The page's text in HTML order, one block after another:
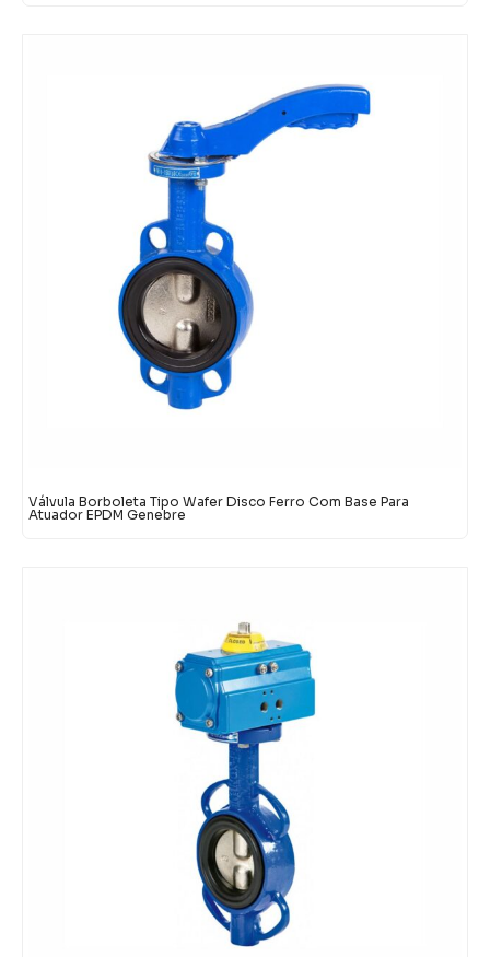
Válvula Borboleta Tipo Wafer Disco Ferro Com Base Para
Atuador EPDM Genebre